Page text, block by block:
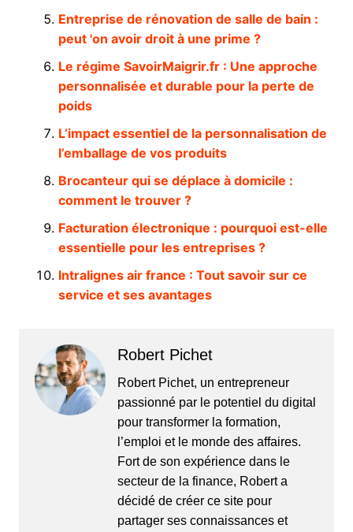
Entreprise de rénovation de salle de bain :
peut 'on avoir droit à une prime ?
Le régime SavoirMaigrir.fr : Une approche
personnalisée et durable pour la perte de
poids
L’impact essentiel de la personnalisation de
l’emballage de vos produits
Brocanteur qui se déplace à domicile :
comment le trouver ?
Facturation électronique : pourquoi est-elle
essentielle pour les entreprises ?
Intralignes air france : Tout savoir sur ce
service et ses avantages
Robert Pichet
Robert Pichet, un entrepreneur
passionné par le potentiel du digital
pour transformer la formation,
l’emploi et le monde des affaires.
Fort de son expérience dans le
secteur de la finance, Robert a
décidé de créer ce site pour
partager ses connaissances et